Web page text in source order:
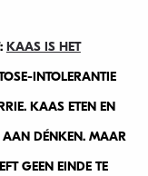
KAAS IS HET
INTOLERANTIE
KAAS ETEN EN
AAN DÉNKEN. MAAR
GEEN EINDE TE